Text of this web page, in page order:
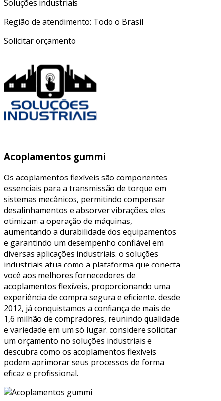
Soluções industriais
Região de atendimento: Todo o Brasil
Solicitar orçamento
Acoplamentos gummi
Os acoplamentos flexíveis são componentes
essenciais para a transmissão de torque em
sistemas mecânicos, permitindo compensar
desalinhamentos e absorver vibrações. eles
otimizam a operação de máquinas,
aumentando a durabilidade dos equipamentos
e garantindo um desempenho confiável em
diversas aplicações industriais. o soluções
industriais atua como a plataforma que conecta
você aos melhores fornecedores de
acoplamentos flexíveis, proporcionando uma
experiência de compra segura e eficiente. desde
2012, já conquistamos a confiança de mais de
1,6 milhão de compradores, reunindo qualidade
e variedade em um só lugar. considere solicitar
um orçamento no soluções industriais e
descubra como os acoplamentos flexíveis
podem aprimorar seus processos de forma
eficaz e profissional.